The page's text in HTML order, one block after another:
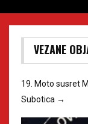
VEZANE
19. Moto susret
Subotica →